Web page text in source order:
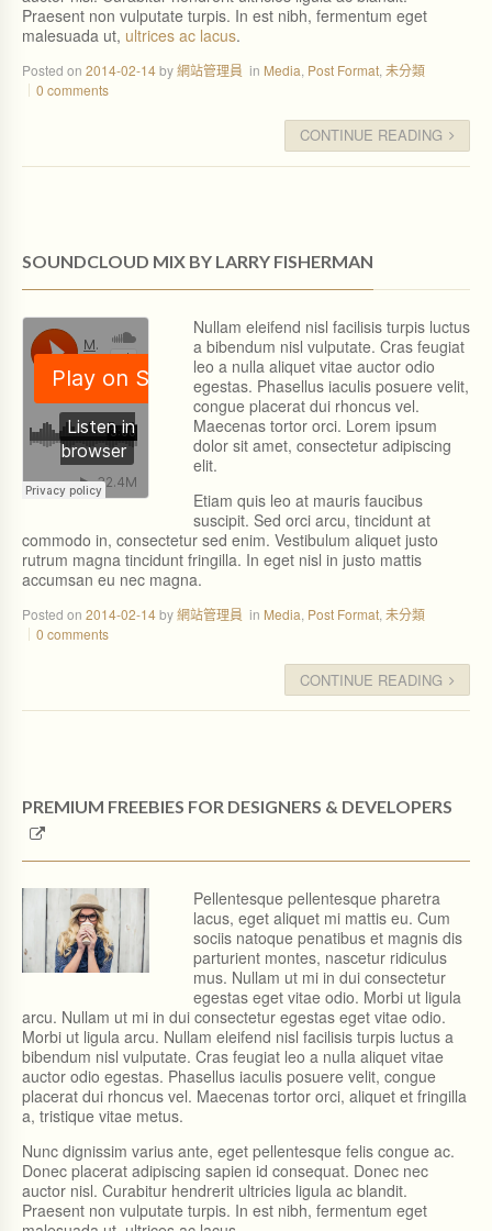
Praesent non vulputate turpis. In est nibh, fermentum eget
malesuada ut, ultrices ac lacus.
Posted on 2014-02-14by網站管理員 in Media Post Format 未分類
0 comments
CONTINUE READING
SOUNDCLOUD MIX BY LARRY FISHERMAN
Nullam eleifend nisl facilisis turpis luctus
a bibendum nisl vulputate. Cras feugiat
leo a nulla aliquet vitae auctor odio
egestas. Phasellus iaculis posuere velit,
congue placerat dui rhoncus vel.
Maecenas tortor orci. Lorem ipsum
dolor sit amet, consectetur adipiscing
elit.
Etiam quis leo at mauris faucibus
suscipit. Sed orci arcu, tincidunt at
commodo in, consectetur sed enim. Vestibulum aliquet justo
rutrum magna tincidunt fringilla. In eget nisl in justo mattis
accumsan eu nec magna.
Posted on 2014-02-14by網站管理員 in Media Post Format 未分類
0 comments
CONTINUE READING
PREMIUM FREEBIES FOR DESIGNERS & DEVELOPERS
Pellentesque pellentesque pharetra
lacus, eget aliquet mi mattis eu. Cum
sociis natoque penatibus et magnis dis
parturient montes, nascetur ridiculus
mus. Nullam ut mi in dui consectetur
egestas eget vitae odio. Morbi ut ligula
arcu. Nullam ut mi in dui consectetur egestas eget vitae odio.
Morbi ut ligula arcu. Nullam eleifend nisl facilisis turpis luctus a
bibendum nisl vulputate. Cras feugiat leo a nulla aliquet vitae
auctor odio egestas. Phasellus iaculis posuere velit, congue
placerat dui rhoncus vel. Maecenas tortor orci, aliquet et fringilla
a, tristique vitae metus.
Nunc dignissim varius ante, eget pellentesque felis congue ac.
Donec placerat adipiscing sapien id consequat. Donec nec
auctor nisl. Curabitur hendrerit ultricies ligula ac blandit.
Praesent non vulputate turpis. In est nibh, fermentum eget